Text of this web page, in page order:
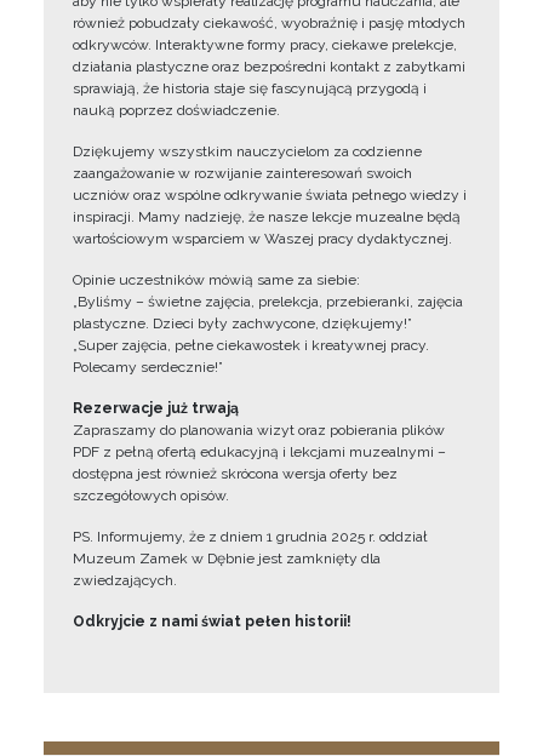
również pobudzały ciekawość, wyobraźnię i pasję młodych
odkrywców. Interaktywne formy pracy, ciekawe prelekcje,
działania plastyczne oraz bezpośredni kontakt z zabytkami
sprawiają, że historia staje się fascynującą przygodą i
nauką poprzez doświadczenie.
Dziękujemy wszystkim nauczycielom za codzienne
zaangażowanie w rozwijanie zainteresowań swoich
uczniów oraz wspólne odkrywanie świata pełnego wiedzy i
inspiracji. Mamy nadzieję, że nasze lekcje muzealne będą
wartościowym wsparciem w Waszej pracy dydaktycznej.
Opinie uczestników mówią same za siebie:
„Byliśmy – świetne zajęcia, prelekcja, przebieranki, zajęcia
plastyczne. Dzieci były zachwycone, dziękujemy!”
„Super zajęcia, pełne ciekawostek i kreatywnej pracy.
Polecamy serdecznie!”
Rezerwacje już trwają
Zapraszamy do planowania wizyt oraz pobierania plików
PDF z pełną ofertą edukacyjną i lekcjami muzealnymi –
dostępna jest również skrócona wersja oferty bez
szczegółowych opisów.
PS. Informujemy, że z dniem 1 grudnia 2025 r. oddział
Muzeum Zamek w Dębnie jest zamknięty dla
zwiedzających.
Odkryjcie z nami świat pełen historii!